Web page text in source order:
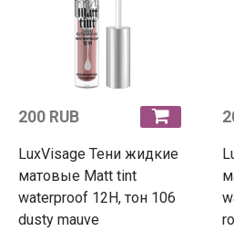
200 RUB
LuxVisage Тени жидкие
матовые Matt tint
waterproof 12H, тон 106
dusty mauve